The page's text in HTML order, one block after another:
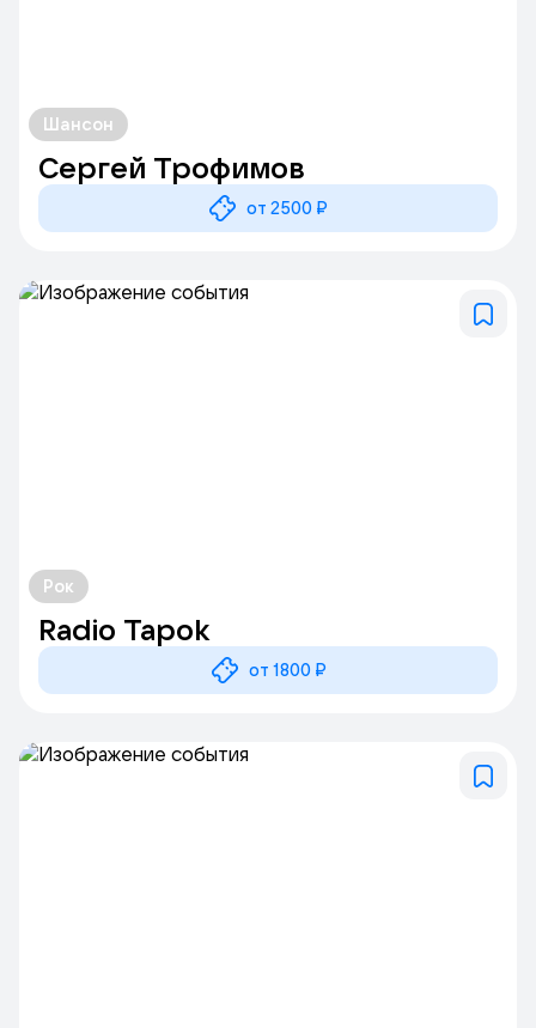
Шансон
Сергей Трофимов
от 2500 ₽
Рок
Radio Tapok
от 1800 ₽